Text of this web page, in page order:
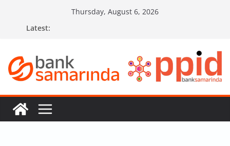
Thursday, August 6, 2026
Latest: